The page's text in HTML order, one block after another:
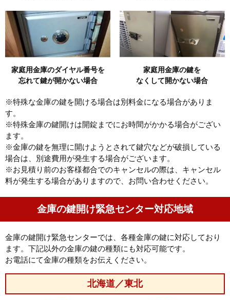
家庭用金庫のダイヤル番号を
忘れて鍵が開かない場合
家庭用金庫の鍵を
なくして開かない場合
※特殊な金庫の鍵を開ける場合は別料金になる場合がありま
す。
※特殊金庫の鍵開けは開錠までにお時間がかかる場合がござい
ます。
※金庫の鍵を無理に開けようとされて鍵穴などが破損している
場合は、別途費用が発生する場合がございます。
※お見積り前のお客様都合でのキャンセルの際は、キャンセル
料が発生する場合がありますので、お問い合わせください。
金庫の鍵開け緊急センター対応地域
金庫の鍵開け緊急センターでは、各種金庫の鍵に対応しており
ます。下記以外の金庫の鍵の種類にも対応可能です。
お電話にて金庫の種類をお伝えください。
北海道／東北